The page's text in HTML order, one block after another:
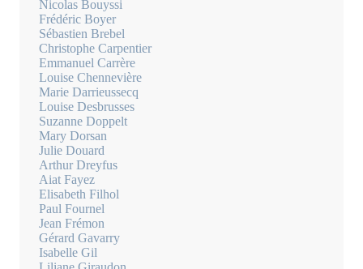
Nicolas Bouyssi
Frédéric Boyer
Sébastien Brebel
Christophe Carpentier
Emmanuel Carrère
Louise Chennevière
Marie Darrieussecq
Louise Desbrusses
Suzanne Doppelt
Mary Dorsan
Julie Douard
Arthur Dreyfus
Aiat Fayez
Elisabeth Filhol
Paul Fournel
Jean Frémon
Gérard Gavarry
Isabelle Gil